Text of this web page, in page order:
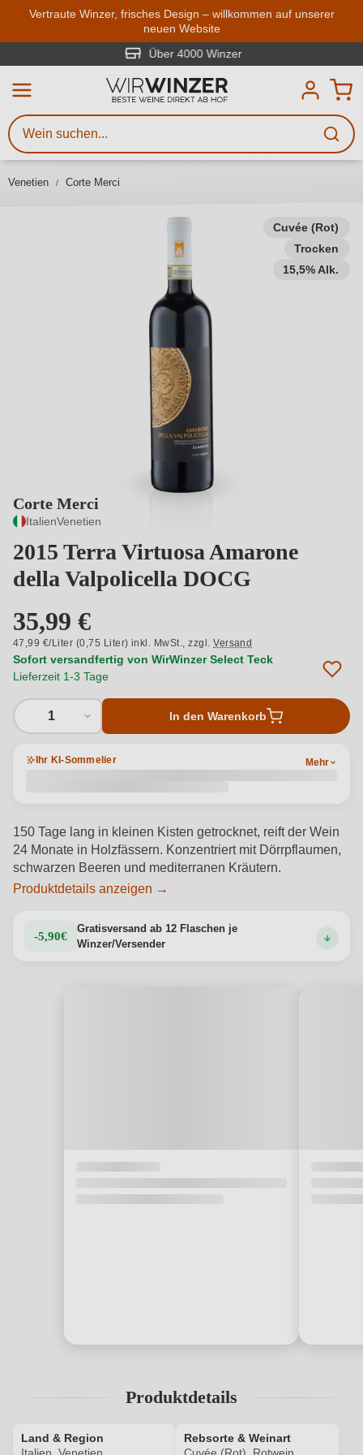
Zum Hauptinhalt springen
Vertraute Winzer, frisches Design – willkommen auf unserer
neuen Website
Über 4000 Winzer
Venetien Corte Merci
Cuvée (Rot)
Trocken
15,5% Alk.
Corte Merci
ItalienVenetien
2015 Terra Virtuosa Amarone
della Valpolicella DOCG
35,99 €
47,99 €/Liter (0,75 Liter) inkl. MwSt.,zzgl.Versand
Sofort versandfertig von WirWinzer Select Teck
Lieferzeit 1-3 Tage
1 In den Warenkorb
Ihr KI-Sommelier Mehr
150 Tage lang in kleinen Kisten getrocknet, reift der Wein
24 Monate in Holzfässern. Konzentriert mit Dörrpflaumen,
schwarzen Beeren und mediterranen Kräutern.
Produktdetails anzeigen →
-5,90€
Gratisversand ab 12 Flaschen je
Winzer/Versender
Produktdetails
Land & Region
Rebsorte & Weinart
Weinsuche
Mindestens 3 Zeichen eingeben
Beschreiben Sie, welchen Wein
Sie suchen – ob nach Geschmack,